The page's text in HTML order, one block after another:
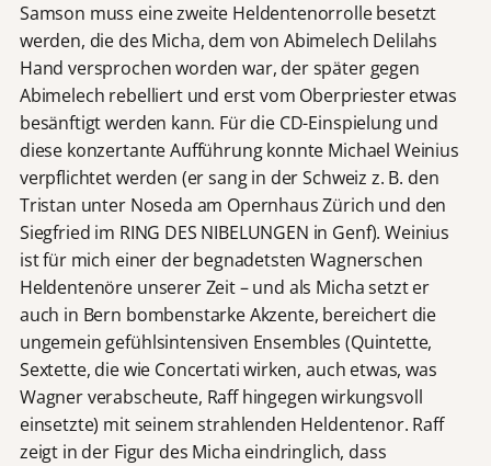
Samson muss eine zweite Heldentenorrolle besetzt
werden, die des Micha, dem von Abimelech Delilahs
Hand versprochen worden war, der später gegen
Abimelech rebelliert und erst vom Oberpriester etwas
besänftigt werden kann. Für die CD-Einspielung und
diese konzertante Aufführung konnte Michael Weinius
verpflichtet werden (er sang in der Schweiz z. B. den
Tristan unter Noseda am Opernhaus Zürich und den
Siegfried im RING DES NIBELUNGEN in Genf). Weinius
ist für mich einer der begnadetsten Wagnerschen
Heldentenöre unserer Zeit – und als Micha setzt er
auch in Bern bombenstarke Akzente, bereichert die
ungemein gefühlsintensiven Ensembles (Quintette,
Sextette, die wie Concertati wirken, auch etwas, was
Wagner verabscheute, Raff hingegen wirkungsvoll
einsetzte) mit seinem strahlenden Heldentenor. Raff
zeigt in der Figur des Micha eindringlich, dass